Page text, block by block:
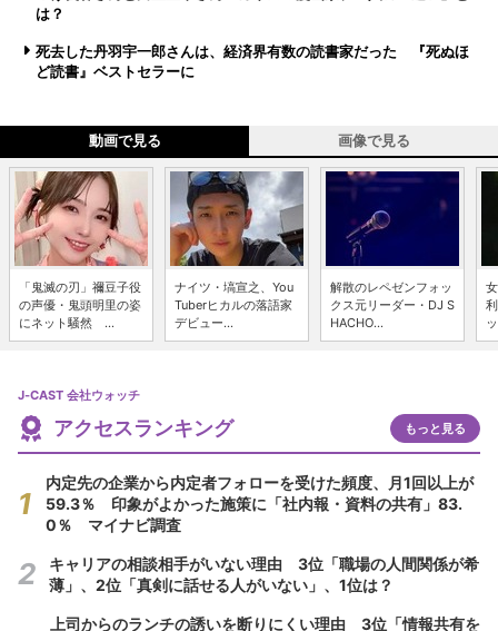
は？
死去した丹羽宇一郎さんは、経済界有数の読書家だった 『死ぬほ
ど読書』ベストセラーに
動画で見る 画像で見る
「鬼滅の刃」禰豆子役
の声優・鬼頭明里の姿
にネット騒然 ...
ナイツ・塙宣之、You
Tuberヒカルの落語家
デビュー...
解散のレペゼンフォッ
クス元リーダー・DJ S
HACHO...
J-CAST 会社ウォッチ
アクセスランキング もっと見る
内定先の企業から内定者フォローを受けた頻度、月1回以上が
59.3％ 印象がよかった施策に「社内報・資料の共有」83.
0％ マイナビ調査
キャリアの相談相手がいない理由 3位「職場の人間関係が希
薄」、2位「真剣に話せる人がいない」、1位は？
上司からのランチの誘いを断りにくい理由 3位「情報共有を